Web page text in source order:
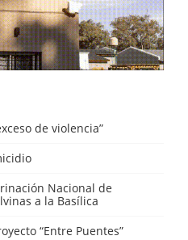
de violencia”
Nacional de
a la Basílica
“Entre Puentes”